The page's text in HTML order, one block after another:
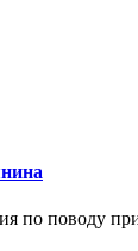
поводу